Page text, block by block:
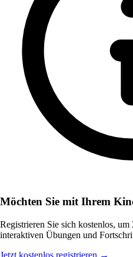
Möchten Sie mit Ihrem
Registrieren Sie sich kostenlos,
interaktiven Übungen und